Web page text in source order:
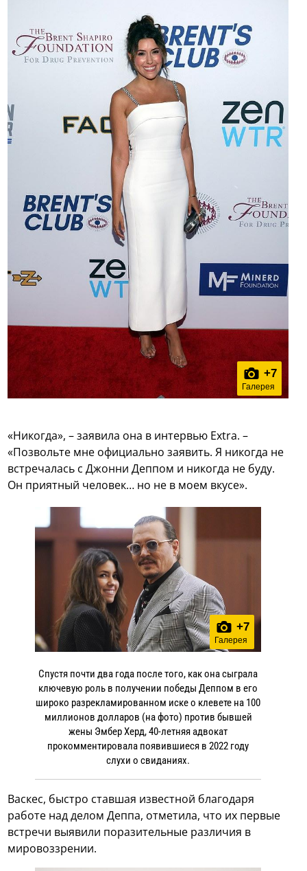
+7
Галерея
«Никогда», – заявила она в интервью Extra. –
«Позвольте мне официально заявить. Я никогда не
встречалась с Джонни Деппом и никогда не буду.
Он приятный человек… но не в моем вкусе».
+7
Галерея
Спустя почти два года после того, как она сыграла
ключевую роль в получении победы Деппом в его
широко разрекламированном иске о клевете на 100
миллионов долларов (на фото) против бывшей
жены Эмбер Херд, 40-летняя адвокат
прокомментировала появившиеся в 2022 году
слухи о свиданиях.
Васкес, быстро ставшая известной благодаря
работе над делом Деппа, отметила, что их первые
встречи выявили поразительные различия в
мировоззрении.